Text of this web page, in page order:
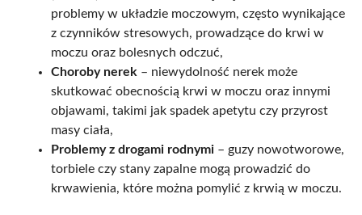
problemy w układzie moczowym, często wynikające
z czynników stresowych, prowadzące do krwi w
moczu oraz bolesnych odczuć,
Choroby nerek – niewydolność nerek może
skutkować obecnością krwi w moczu oraz innymi
objawami, takimi jak spadek apetytu czy przyrost
masy ciała,
Problemy z drogami rodnymi – guzy nowotworowe,
torbiele czy stany zapalne mogą prowadzić do
krwawienia, które można pomylić z krwią w moczu.